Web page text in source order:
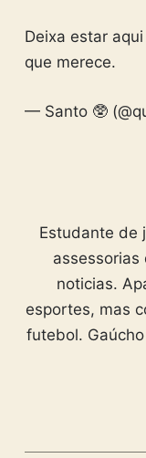
Deixa estar
que merece.
— Santo 🥸
Estudante de
assessorias
noticias.
esportes, mas
futebol.